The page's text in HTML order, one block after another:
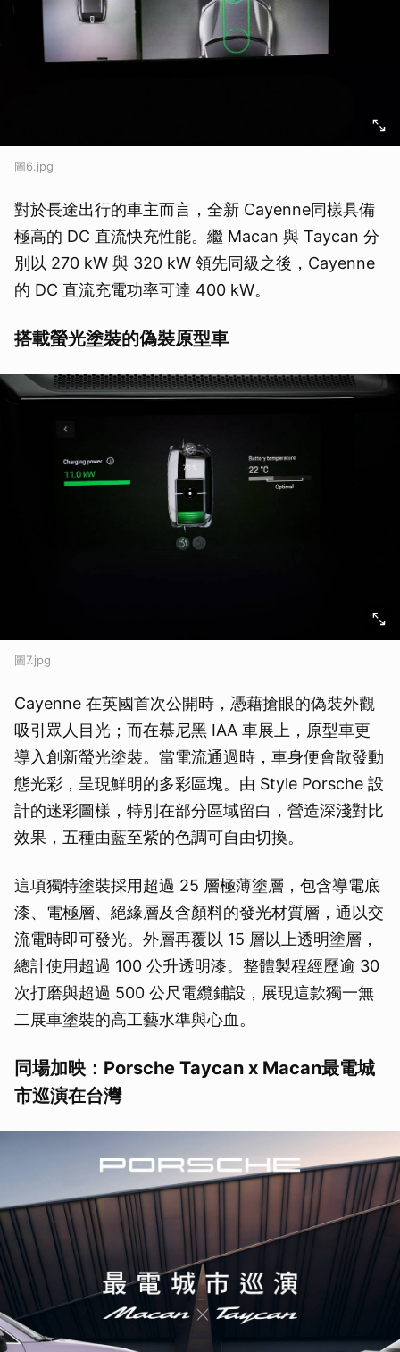
圖6.jpg
對於長途出行的車主而言，全新 Cayenne同樣具備
極高的 DC 直流快充性能。繼 Macan 與 Taycan 分
別以 270 kW 與 320 kW 領先同級之後，Cayenne
的 DC 直流充電功率可達 400 kW。
搭載螢光塗裝的偽裝原型車
圖7.jpg
Cayenne 在英國首次公開時，憑藉搶眼的偽裝外觀
吸引眾人目光；而在慕尼黑 IAA 車展上，原型車更
導入創新螢光塗裝。當電流通過時，車身便會散發動
態光彩，呈現鮮明的多彩區塊。由 Style Porsche 設
計的迷彩圖樣，特別在部分區域留白，營造深淺對比
效果，五種由藍至紫的色調可自由切換。
這項獨特塗裝採用超過 25 層極薄塗層，包含導電底
漆、電極層、絕緣層及含顏料的發光材質層，通以交
流電時即可發光。外層再覆以 15 層以上透明塗層，
總計使用超過 100 公升透明漆。整體製程經歷逾 30
次打磨與超過 500 公尺電纜鋪設，展現這款獨一無
二展車塗裝的高工藝水準與心血。
同場加映： Porsche Taycan x Macan最電城
市巡演在台灣